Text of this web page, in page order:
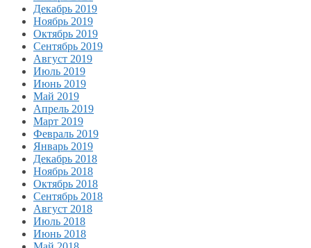
Декабрь 2019
Ноябрь 2019
Октябрь 2019
Сентябрь 2019
Август 2019
Июль 2019
Июнь 2019
Май 2019
Апрель 2019
Март 2019
Февраль 2019
Январь 2019
Декабрь 2018
Ноябрь 2018
Октябрь 2018
Сентябрь 2018
Август 2018
Июль 2018
Июнь 2018